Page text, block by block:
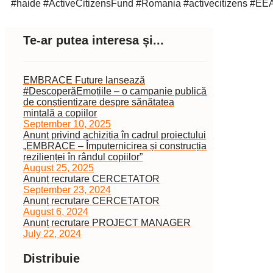
#haide #ActiveCitizensFund #Romania #activecitizens
Te-ar putea interesa și...
EMBRACE Future lansează
#DescoperăEmoțiile – o campanie publică
de conștientizare despre sănătatea
mintală a copiilor
September 10, 2025
Anunț privind achiziția în cadrul proiectului
„EMBRACE – Împuternicirea și construcția
rezilienței în rândul copiilor”
August 25, 2025
Anunț recrutare CERCETATOR
September 23, 2024
Anunț recrutare CERCETATOR
August 6, 2024
Anunț recrutare PROJECT MANAGER
July 22, 2024
Distribuie